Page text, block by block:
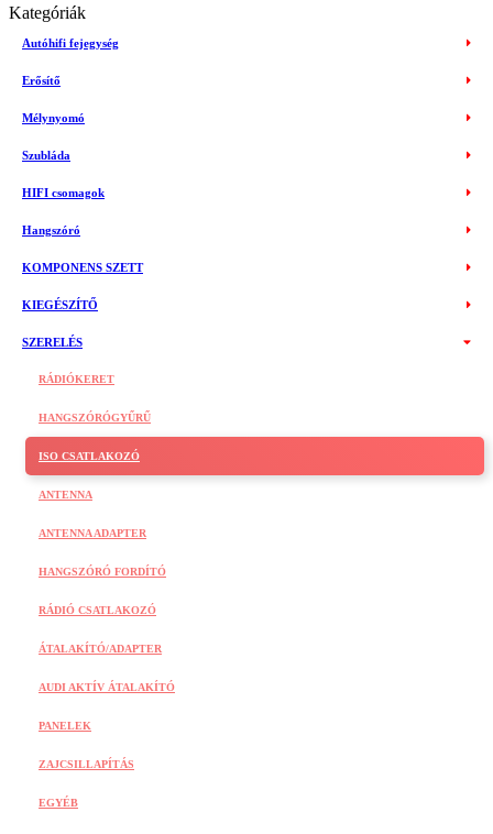
Kategóriák
Autóhifi fejegység
Erősítő
Mélynyomó
Szubláda
HIFI csomagok
Hangszóró
KOMPONENS SZETT
KIEGÉSZÍTŐ
SZERELÉS
RÁDIÓKERET
HANGSZÓRÓGYŰRŰ
ISO CSATLAKOZÓ
ANTENNA
ANTENNA ADAPTER
HANGSZÓRÓ FORDÍTÓ
RÁDIÓ CSATLAKOZÓ
ÁTALAKÍTÓ/ADAPTER
AUDI AKTÍV ÁTALAKÍTÓ
PANELEK
ZAJCSILLAPÍTÁS
EGYÉB